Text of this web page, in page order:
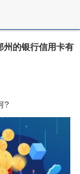
州的银行信用卡有
?